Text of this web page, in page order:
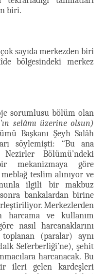
biri.
çok sayıda merkezden biri
bölgesindeki merkez
sorumlusu bölüm olan
selâmı üzerine olsun)
Başkanı Şeyh Salâh
söylemişti: “Bu ana
Bölümü’ndeki
mekanizmaya göre
meblağ teslim alınıyor ve
ilgili bir makbuz
bankalardan birine
Merkezlerden
harcama ve kullanım
nasıl harcanaklarını
(paralar) aynı
Seferberliği’ne), şehit
harcanacak. Bu
ileri gelen kardeşleri